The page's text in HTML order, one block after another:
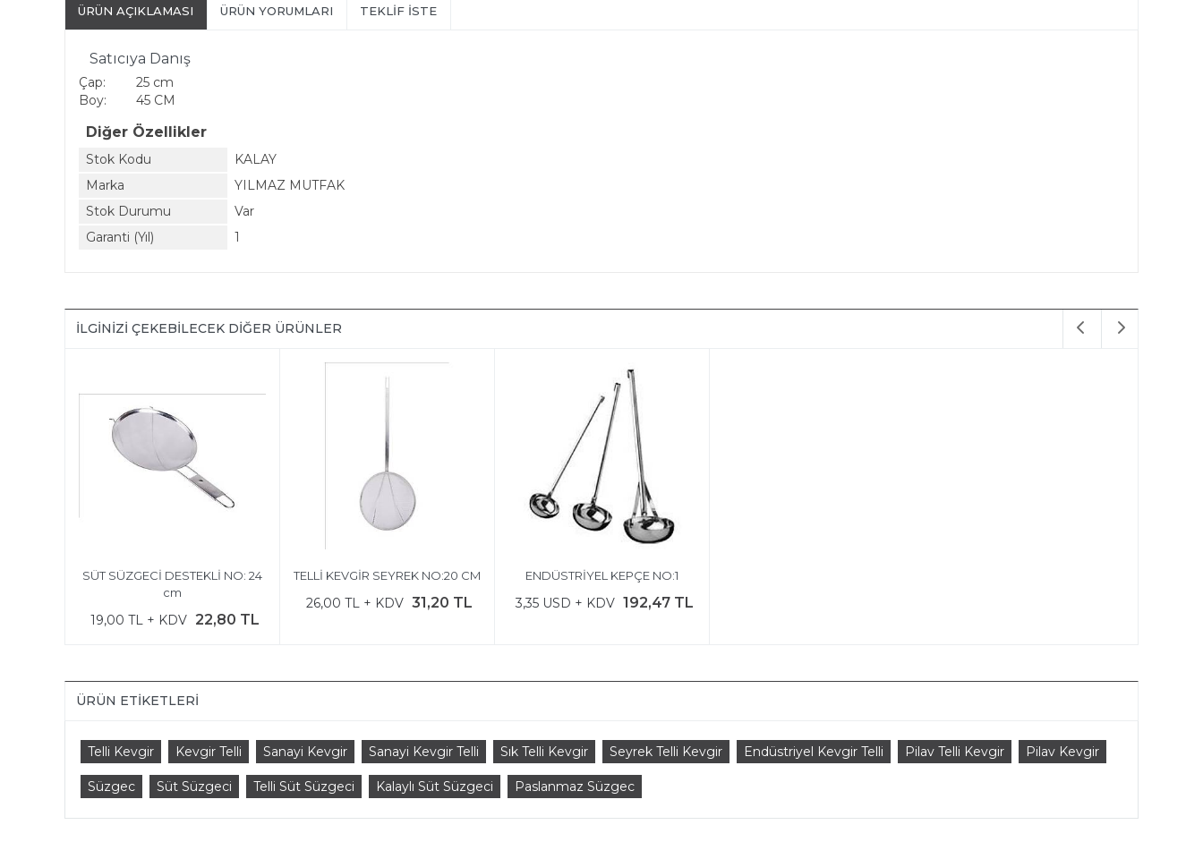
ÜRÜN AÇIKLAMASI ÜRÜN YORUMLARI TEKLIF İSTE
Satıcıya Danış
Çap:
25 cm
Boy:
45 CM
Diğer Özellikler
Stok Kodu
KALAY
Marka
YILMAZ MUTFAK
Stok Durumu
Var
Garanti (Yıl)
1
İLGINIZI ÇEKEBILECEK DIĞER ÜRÜNLER
SÜT SÜZGECİ DESTEKLİ NO: 24
cm
19,00 TL + KDV 22,80 TL
TELLİ KEVGİR SEYREK NO:20 CM
26,00 TL + KDV 31,20 TL
ENDÜSTRİYEL KEPÇE NO:1
3,35 USD + KDV 192,47 TL
ÜRÜN ETIKETLERI
Telli Kevgir Kevgir Telli Sanayi Kevgir Sanayi Kevgir Telli Sık Telli Kevgir Seyrek Telli Kevgir Endüstriyel Kevgir Telli Pilav Telli Kevgir Pilav Kevgir
Süzgec Süt Süzgeci Telli Süt Süzgeci Kalaylı Süt Süzgeci Paslanmaz Süzgec